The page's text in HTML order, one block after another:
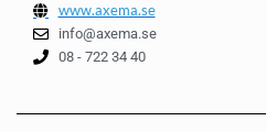
www.axema.se
info@axema.se
08 - 722 34 40